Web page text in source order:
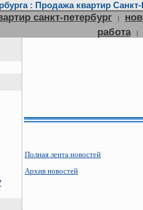
: Продажа квартир
санкт-петербург |
работа
|
Полная лента новостей
Архив новостей